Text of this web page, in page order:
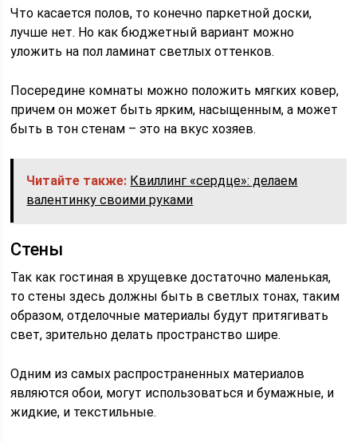
Что касается полов, то конечно паркетной доски,
лучше нет. Но как бюджетный вариант можно
уложить на пол ламинат светлых оттенков.
Посередине комнаты можно положить мягких ковер,
причем он может быть ярким, насыщенным, а может
быть в тон стенам – это на вкус хозяев.
Читайте также: Квиллинг «сердце»: делаем
валентинку своими руками
Стены
Так как гостиная в хрущевке достаточно маленькая,
то стены здесь должны быть в светлых тонах, таким
образом, отделочные материалы будут притягивать
свет, зрительно делать пространство шире.
Одним из самых распространенных материалов
являются обои, могут использоваться и бумажные, и
жидкие, и текстильные.